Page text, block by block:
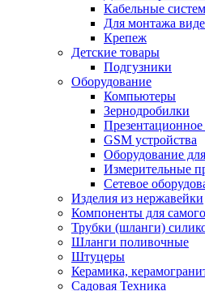
Кабельные
Для монтажа
Крепеж
Детские товары
Подгузники
Оборудование
Компьютеры
Зернодробилки
GSM устройства
Оборудование
Измерительные
Сетевое
Изделия из нержавейки
Компоненты для
Трубки (шланги)
Шланги поливочные
Штуцеры
Керамика,
Садовая Техника